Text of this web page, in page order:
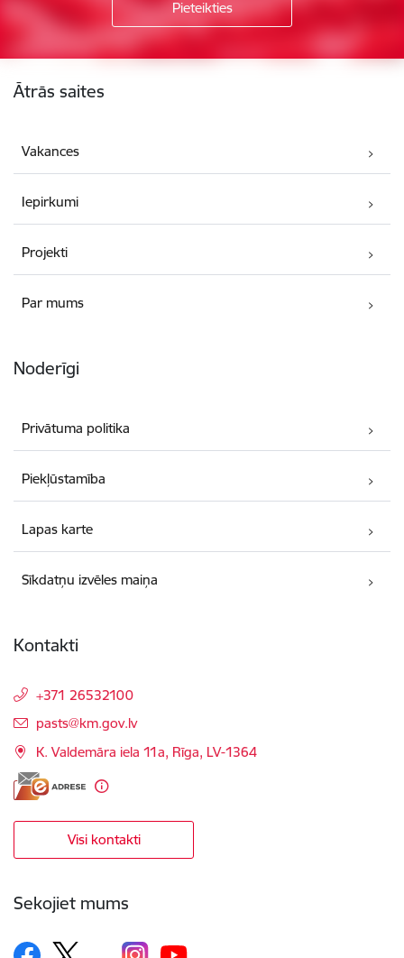
Ātrās saites
Vakances
Iepirkumi
Projekti
Par mums
Noderīgi
Privātuma politika
Piekļūstamība
Lapas karte
Sīkdatņu izvēles maiņa
Kontakti
+371 26532100
E-pasts:
pasts@km.gov.lv
K. Valdemāra iela 11a, Rīga, LV-1364
Visi kontakti
Sekojiet mums